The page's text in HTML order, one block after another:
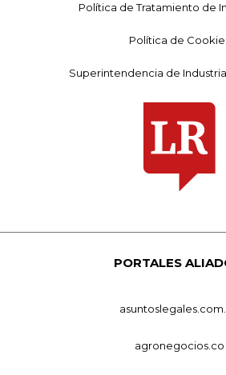
Política de Tratamiento de
Política de
Superintendencia de
PORTALES
agronegocios.co